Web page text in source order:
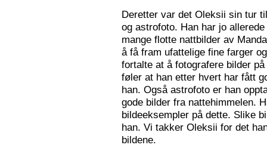
Deretter var det Oleksii sin tur
og astrofoto. Han har jo
mange flotte nattbilder av
å få fram ufattelige fine farger
fortalte at å fotografere bilder
føler at han etter hvert har fått
han. Også astrofoto er han
gode bilder fra nattehimmelen.
bildeeksempler på dette. Slike
han. Vi takker Oleksii for det
bildene.